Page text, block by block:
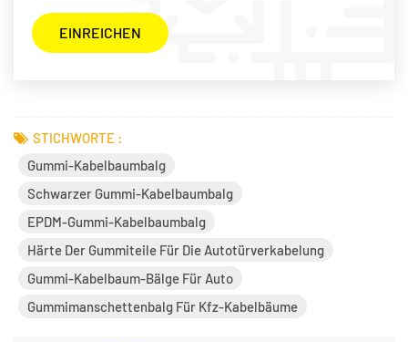
STICHWORTE :
Gummi-Kabelbaumbalg
Schwarzer Gummi-Kabelbaumbalg
EPDM-Gummi-Kabelbaumbalg
Härte Der Gummiteile Für Die Autotürverkabelung
Gummi-Kabelbaum-Bälge Für Auto
Gummimanschettenbalg Für Kfz-Kabelbäume